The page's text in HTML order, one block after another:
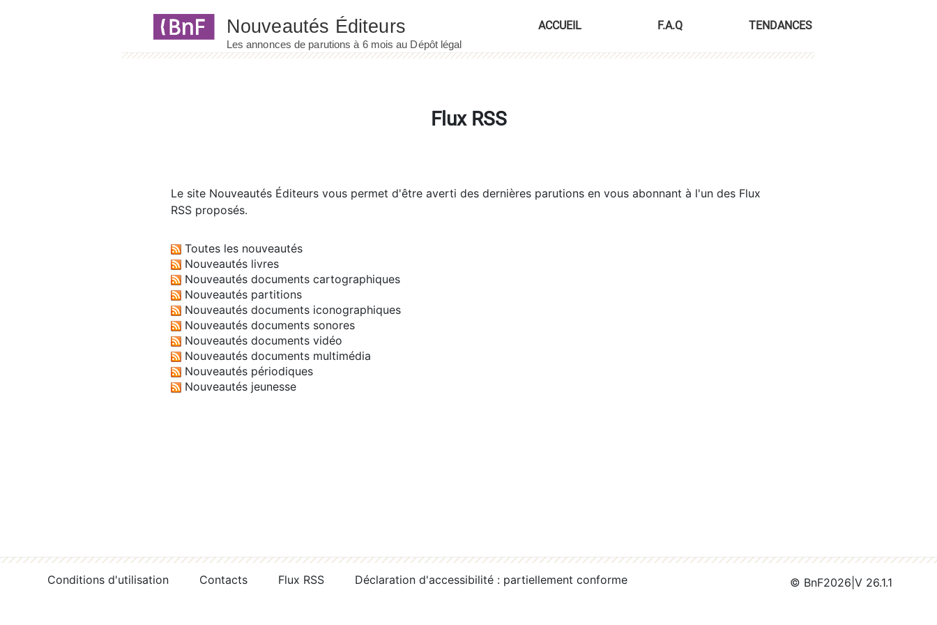
ACCUEIL F.A.Q TENDANCES
Flux RSS
Le site Nouveautés Éditeurs vous permet d'être averti des dernières parutions en vous abonnant à l'un des Flux
RSS proposés.
Toutes les nouveautés
Nouveautés livres
Nouveautés documents cartographiques
Nouveautés partitions
Nouveautés documents iconographiques
Nouveautés documents sonores
Nouveautés documents vidéo
Nouveautés documents multimédia
Nouveautés périodiques
Nouveautés jeunesse
Conditions d'utilisation Contacts Flux RSS Déclaration d'accessibilité : partiellement conforme © BnF2026 V 26.1.1